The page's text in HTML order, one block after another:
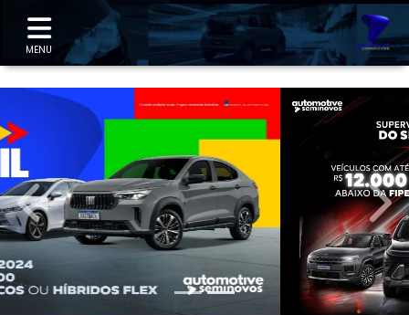
MENU
templates.template-